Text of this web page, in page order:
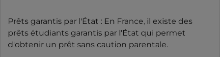
Prêts garantis par l'État : En France, il existe des
prêts étudiants garantis par l'État qui permet
d'obtenir un prêt sans caution parentale.